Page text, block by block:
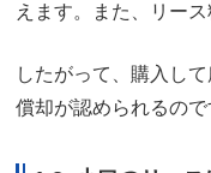
えます。また、リー
したがって、購入し
償却が認められるので